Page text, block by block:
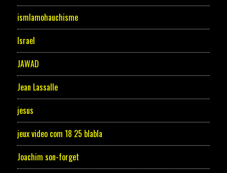
ismlamohauchisme
Israel
JAWAD
Jean Lassalle
jesus
jeux video com 18 25 blabla
Joachim son-forget